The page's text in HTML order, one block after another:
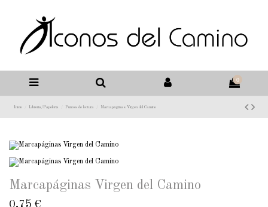
0
Inicio Libreria/Papelería Puntos de lectura Marcapáginas Virgen del Camino
Marcapáginas Virgen del Camino
0,75 €